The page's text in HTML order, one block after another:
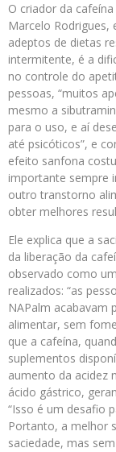
O criador da
Marcelo Rodrigues,
adeptos de dietas
intermitente, é a
no controle do
pessoas, “muitos
mesmo a
para o uso, e aí
até psicóticos”, e
efeito sanfona
importante sempre
outro transtorno
obter melhores
Ele explica que a
da liberação da
observado como
realizados: “as
NAPalm acabavam
alimentar, sem
que a cafeína,
suplementos
aumento da acidez
ácido gástrico,
“Isso é um desafio
Portanto, a melhor
saciedade, mas